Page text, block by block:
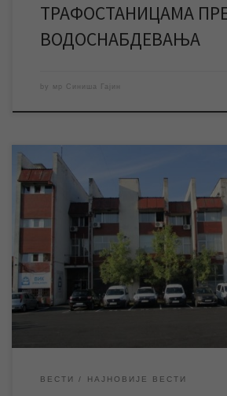
ТРАФОСТАНИЦАМА
ВОДОСНАБДЕВАЊА
by мр Синиша Гајин
У понедељак неће радити шалтери у
наплатна места у граду. За време
диспечарска служба и екипе за
мрежама. За време предстојећег
примирја у Првом светском рату“, у
године, неће радити шалтери у згради
ВЕСТИ НАЈНОВИЈЕ ВЕСТИ